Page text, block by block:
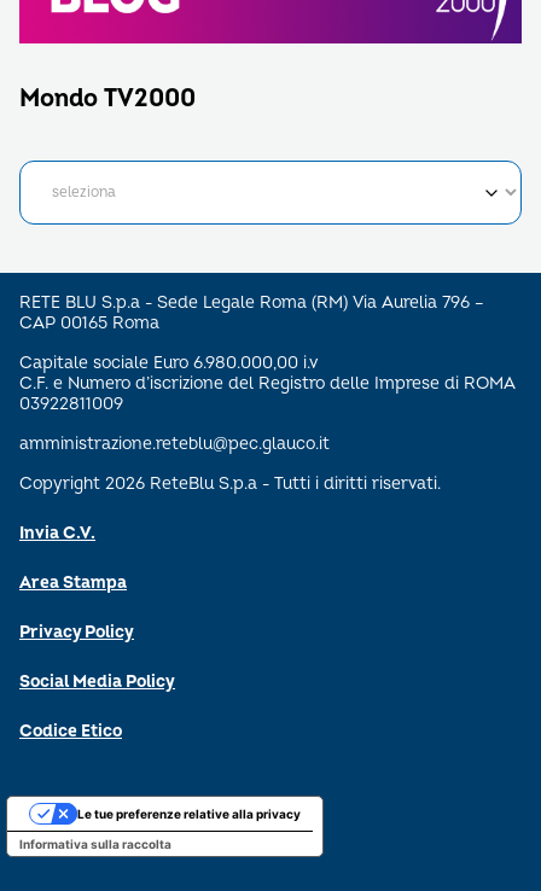
Mondo TV2000
RETE BLU S.p.a - Sede Legale Roma (RM) Via Aurelia 796 –
CAP 00165 Roma
Capitale sociale Euro 6.980.000,00 i.v
C.F. e Numero d’iscrizione del Registro delle Imprese di ROMA
03922811009
amministrazione.reteblu@pec.glauco.it
Copyright 2026 ReteBlu S.p.a - Tutti i diritti riservati.
Invia C.V.
Area Stampa
Privacy Policy
Social Media Policy
Codice Etico
Informativa sulla raccolta
Le tue preferenze relative alla privacy